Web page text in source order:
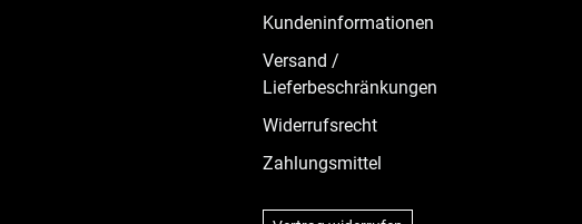
Kundeninformationen
Versand /
Lieferbeschränkungen
Widerrufsrecht
Zahlungsmittel